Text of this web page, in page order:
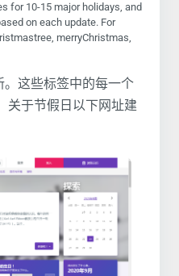
for 10-15 major holidays, and
on each update. For
merryChristmas,
。这些标签中的每一个
关于节假日以下网址建